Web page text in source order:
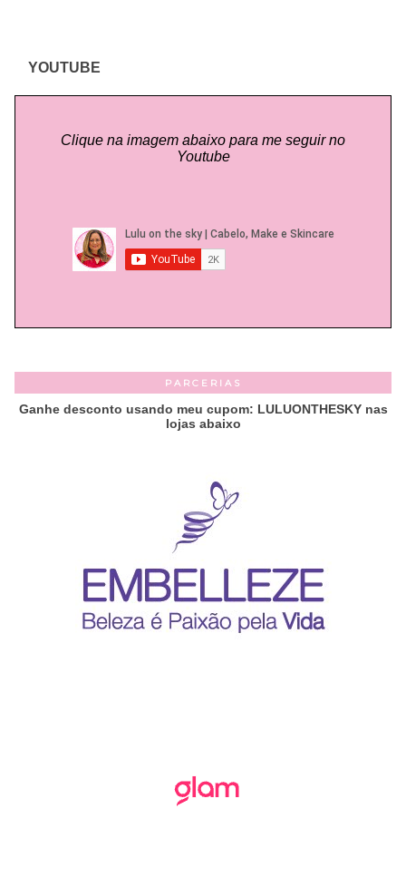
YOUTUBE
Clique na imagem abaixo para me seguir no
Youtube
PARCERIAS
Ganhe desconto usando meu cupom: LULUONTHESKY nas
lojas abaixo